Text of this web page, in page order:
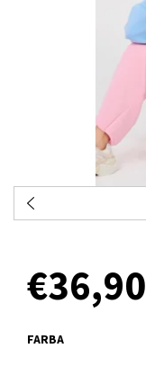
€36,90
FARBA